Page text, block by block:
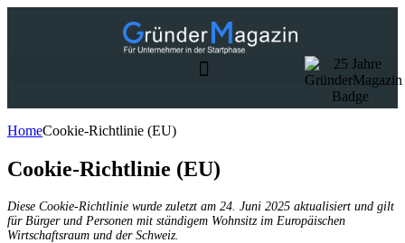
HomeCookie-Richtlinie (EU)
Cookie-Richtlinie (EU)
Diese Cookie-Richtlinie wurde zuletzt am 24. Juni 2025 aktualisiert und gilt
für Bürger und Personen mit ständigem Wohnsitz im Europäischen
Wirtschaftsraum und der Schweiz.